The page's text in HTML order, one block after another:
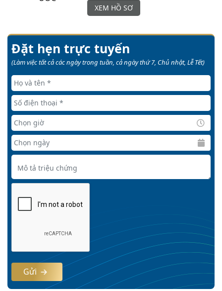
XEM HỒ SƠ
Đặt hẹn trực tuyến
(Làm việc tất cả các ngày trong tuần, cả ngày thứ 7, Chủ nhật, Lễ Tết)
Gửi